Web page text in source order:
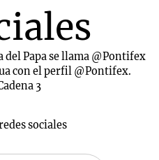
Papa se llama @Pontifex
con el perfil @Pontifex.
3
sociales